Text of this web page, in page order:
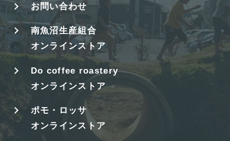
お問い合わせ
南魚沼生産組合
オンラインストア
Do coffee roastery
オンラインストア
ポモ・ロッサ
オンラインストア